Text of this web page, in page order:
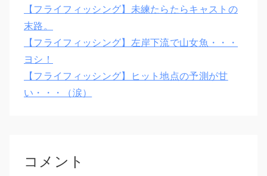
【フライフィッシング】未練たらたらキャストの
末路。
【フライフィッシング】左岸下流で山女魚・・・
ヨシ！
【フライフィッシング】ヒット地点の予測が甘
い・・・（涙）
コメント